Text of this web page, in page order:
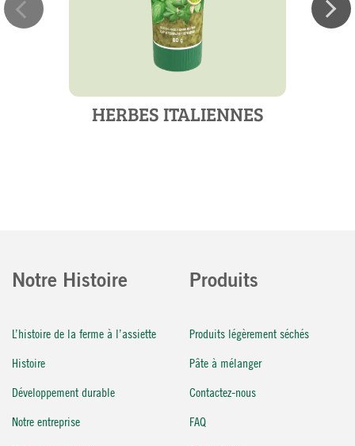
HERBES ITALIENNES
Notre Histoire
L’histoire de la ferme à l’assiette
Histoire
Développement durable
Notre entreprise
Produits
Produits légèrement séchés
Pâte à mélanger
Contactez-nous
FAQ